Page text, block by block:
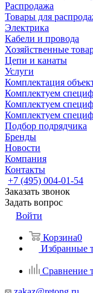
Распродажа
Товары для
Электрика
Кабели и провода
Хозяйственные
Цепи и канаты
Услуги
Комплектация
Комплектуем
Комплектуем
Комплектуем
Подбор подрядчика
Бренды
Новости
Компания
Контакты
+7 (495) 004-01-54
Заказать звонок
Задать вопрос
Войти
Корзина0
Избранные
Сравнение